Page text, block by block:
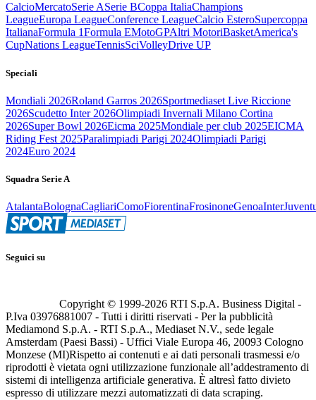
CalcioMercatoSerie ASerie BCoppa ItaliaChampions
LeagueEuropa LeagueConference LeagueCalcio EsteroSupercoppa
ItalianaFormula 1Formula EMotoGPAltri MotoriBasketAmerica's
CupNations LeagueTennisSciVolleyDrive UP
Speciali
Mondiali 2026Roland Garros 2026Sportmediaset Live Riccione
2026Scudetto Inter 2026Olimpiadi Invernali Milano Cortina
2026Super Bowl 2026Eicma 2025Mondiale per club 2025EICMA
Riding Fest 2025Paralimpiadi Parigi 2024Olimpiadi Parigi
2024Euro 2024
Squadra Serie A
AtalantaBolognaCagliariComoFiorentinaFrosinoneGenoaInter
Seguici su
Copyright © 1999-2026 RTI S.p.A. Business Digital -
P.Iva 03976881007 - Tutti i diritti riservati - Per la pubblicità
Mediamond S.p.A. - RTI S.p.A., Mediaset N.V., sede legale
Amsterdam (Paesi Bassi) - Uffici Viale Europa 46, 20093 Cologno
Monzese (MI)Rispetto ai contenuti e ai dati personali trasmessi e/o
riprodotti è vietata ogni utilizzazione funzionale all’addestramento di
sistemi di intelligenza artificiale generativa. È altresì fatto divieto
espresso di utilizzare mezzi automatizzati di data scraping.